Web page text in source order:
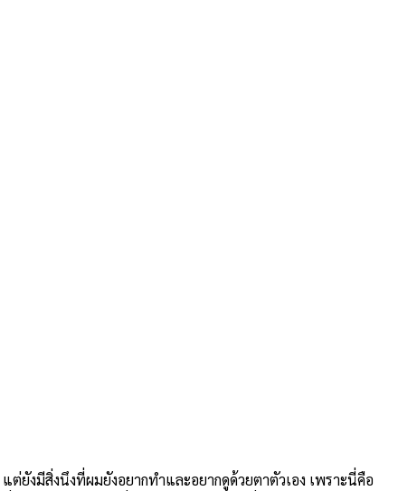
ยังมีสิ่งนึงที่ผมยังอยากทำและอยากดูด้วยตาตัวเอง เพราะนี่คือ